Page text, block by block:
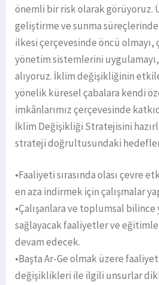
önemli bir risk olarak görüyoruz.
geliştirme ve sunma
ilkesi çerçevesinde öncü olmayı,
yönetim sistemlerini
alıyoruz. İklim değişikliğinin
yönelik küresel çabalara kendi
imkânlarımız çerçevesinde
İklim Değişikliği Stratejisini
strateji doğrultusundaki
•Faaliyeti sırasında olası çevre
en aza indirmek için çalışmalar
•Çalışanlara ve toplumsal bilince
sağlayacak faaliyetler ve
devam edecek.
•Başta Ar-Ge olmak üzere
değişiklikleri ile ilgili unsurlar